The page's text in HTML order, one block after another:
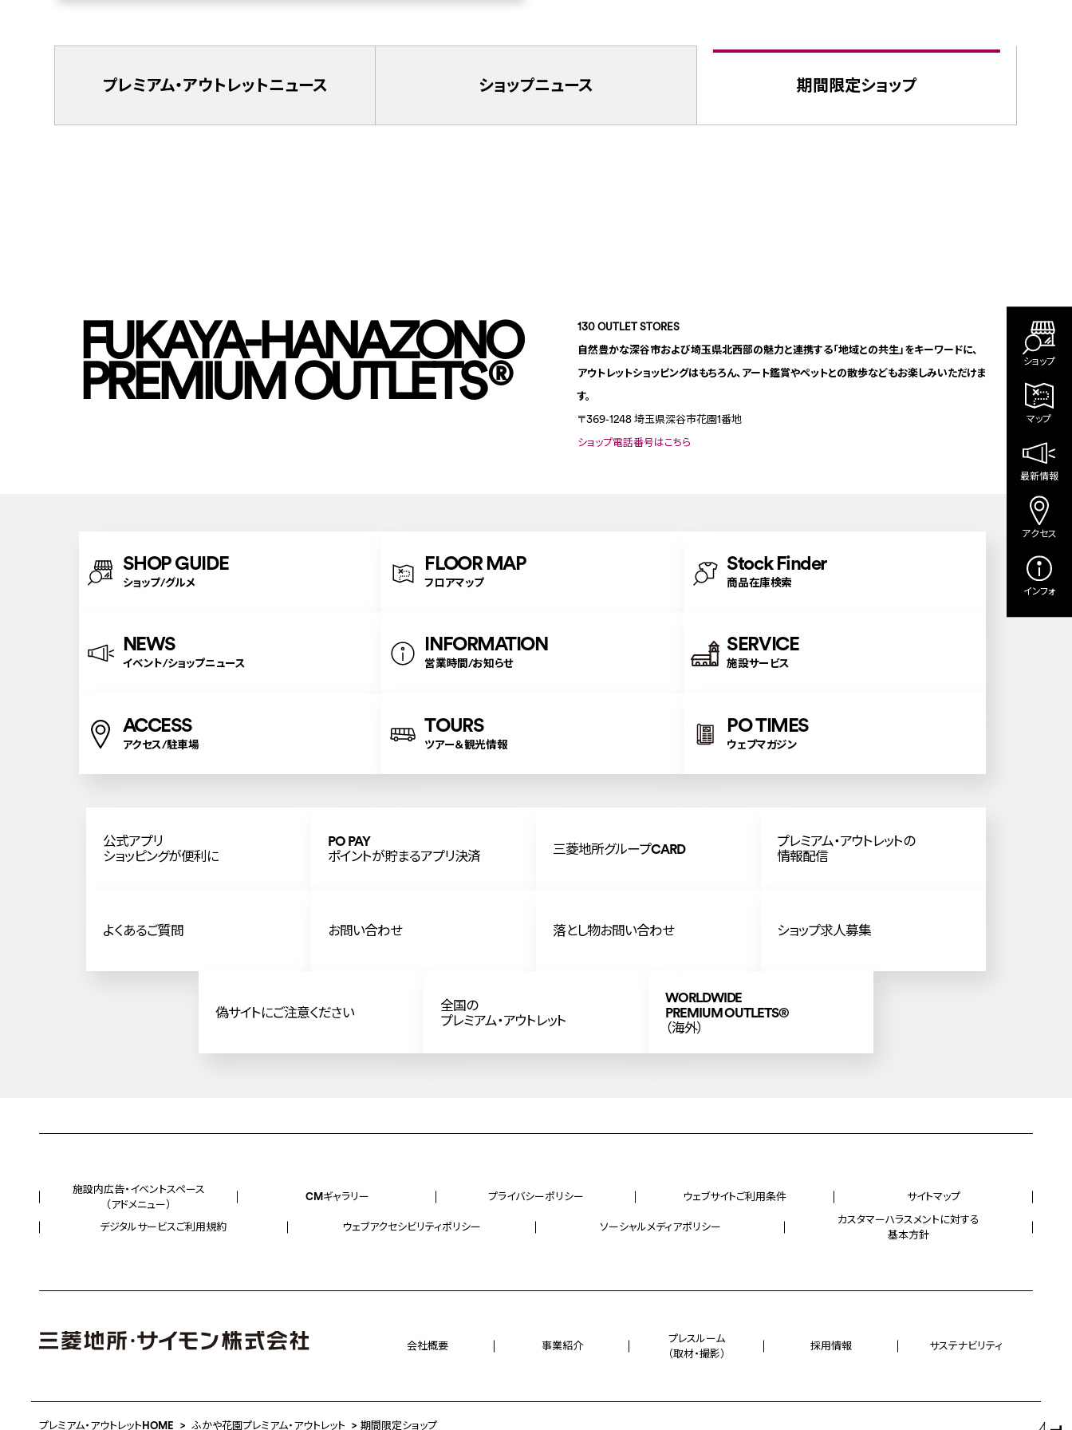
ショップ
マップ
最新情報
アクセス
インフォ
プレミアム・アウトレットニュース ショップニュース 期間限定ショップ
FUKAYA-HANAZONO
PREMIUM OUTLETS®
130 OUTLET STORES
自然豊かな深谷市および埼玉県北西部の魅力と連携する「地域との共生」をキーワードに、
アウトレットショッピングはもちろん、アート鑑賞やペットとの散歩などもお楽しみいただけま
す。
〒369-1248埼玉県深谷市花園1番地
ショップ電話番号はこちら
SHOP GUIDE
ショップ/グルメ
FLOOR MAP
フロアマップ
Stock Finder
商品在庫検索
NEWS
イベント/ショップニュース
INFORMATION
営業時間/お知らせ
SERVICE
施設サービス
ACCESS
アクセス/駐車場
TOURS
ツアー＆観光情報
PO TIMES
ウェブマガジン
公式アプリ
ショッピングが便利に
PO PAY
ポイントが貯まるアプリ決済
三菱地所グループCARD
プレミアム・アウトレットの
情報配信
よくあるご質問 お問い合わせ 落とし物お問い合わせ ショップ求人募集
偽サイトにご注意ください
全国の
プレミアム・アウトレット
WORLDWIDE
PREMIUM OUTLETS®
（海外）
施設内広告・イベントスペース
（アドメニュー）
CMギャラリー プライバシーポリシー ウェブサイトご利用条件 サイトマップ
デジタルサービスご利用規約 ウェブアクセシビリティポリシー ソーシャルメディアポリシー
カスタマーハラスメントに対する
基本方針
会社概要 事業紹介
プレスルーム
（取材・撮影）
採用情報 サステナビリティ
プレミアム・アウトレットHOME ふかや花園プレミアム・アウトレット 期間限定ショップ